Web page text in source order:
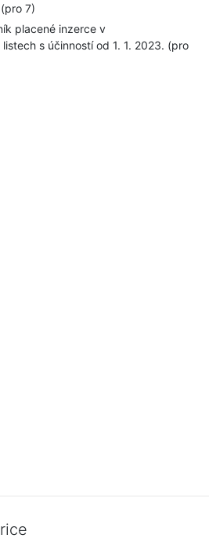
7)
placené inzerce v
s účinností od 1. 1. 2023. (pro